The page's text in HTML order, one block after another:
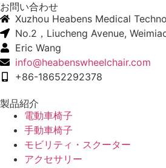
お問い合わせ
Xuzhou Heabens Medical
No.2，Liucheng Avenue,
Eric Wang
info@heabenswheelchair.com
+86-18652292378
製品紹介
電動車椅子
手動車椅子
モビリティ・スクーター
アクセサリー